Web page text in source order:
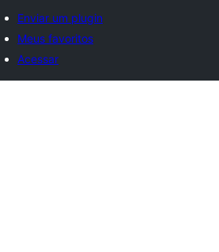
Enviar um plugin
Meus favoritos
Acessar